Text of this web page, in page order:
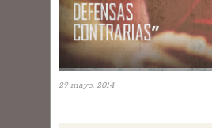
29 mayo, 2014